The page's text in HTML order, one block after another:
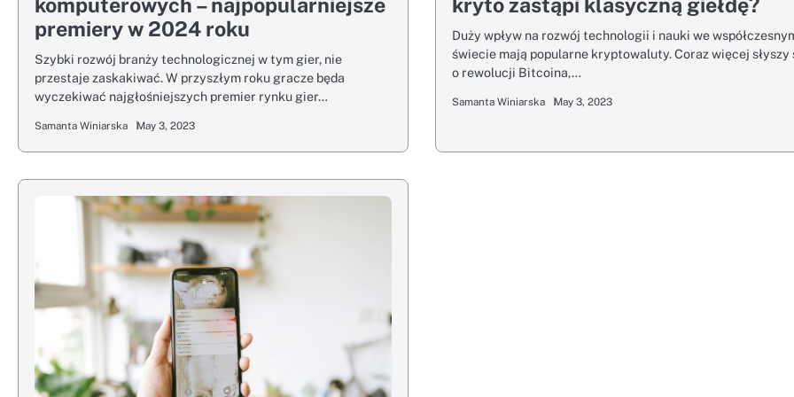
komputerowych – najpopularniejsze
premiery w 2024 roku
Szybki rozwój branży technologicznej w tym gier, nie
przestaje zaskakiwać. W przyszłym roku gracze będa
wyczekiwać najgłośniejszych premier rynku gier…
Samanta Winiarska May 3, 2023
kryto zastąpi klasyczną giełdę?
Duży wpływ na rozwój technologii i nauki we
świecie mają popularne kryptowaluty. Coraz więcej słyszy
o rewolucji Bitcoina,…
Samanta Winiarska May 3, 2023